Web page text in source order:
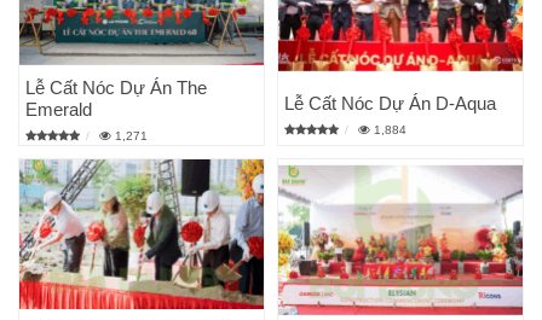
Lễ Cất Nóc Dự Án The
Emerald
1,271
Lễ Cất Nóc Dự Án D-Aqua
1,884